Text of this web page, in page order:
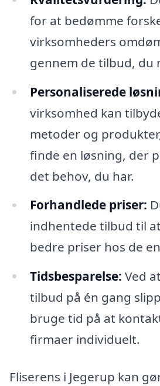
for at bedømme
virksomheders
gennem de tilbud, du
Personaliserede
virksomhed kan
metoder og
finde en løsning, der
det behov, du har.
Forhandlede priser:
indhentede tilbud til
bedre priser hos de
Tidsbesparelse: Ved
tilbud på én gang
bruge tid på at
firmaer individuelt.
Fliserens i Jegerup kan